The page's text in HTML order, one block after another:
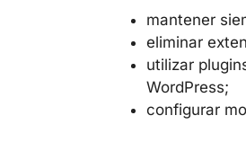
mantener
eliminar
utilizar
WordPress;
configurar